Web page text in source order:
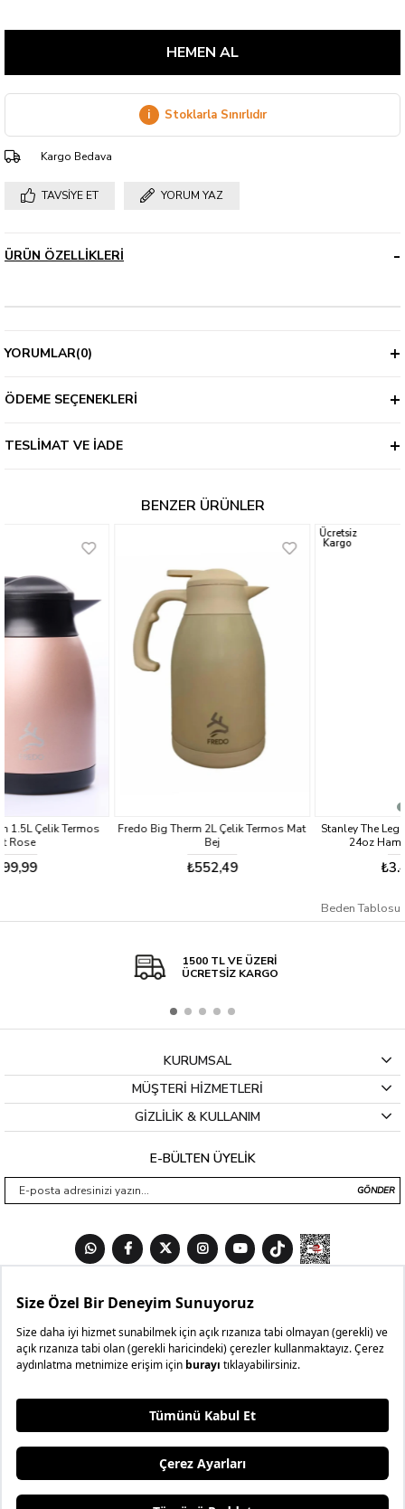
i Stoklarla Sınırlıdır
Kargo Bedava
TAVSIYE ET YORUM YAZ
ÜRÜN ÖZELLIKLERI
YORUMLAR(0)
ÖDEME SEÇENEKLERI
TESLIMAT VE İADE
BENZER ÜRÜNLER
Fredo Big Therm 2L Çelik Termos Mat
Stanley The Legendary Food Jar
24oz Hammertone Green
Beden Tablosu
1500 TL VE ÜZERİ
ÜCRETSİZ KARGO
KURUMSAL
MÜŞTERİ HİZMETLERİ
GİZLİLİK & KULLANIM
E-BÜLTEN ÜYELİK
GÖNDER